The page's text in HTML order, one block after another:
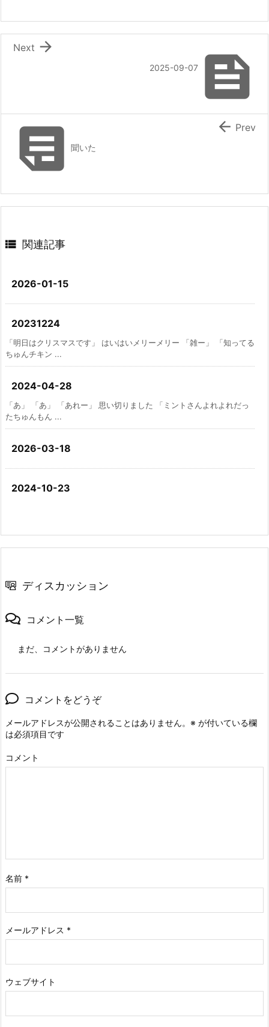

2025-09-07

Next
聞いた
 Prev
 関連記事
2026-01-15
20231224
「明日はクリスマスです」 はいはいメリーメリー 「雑ー」 「知ってる
ちゅんチキン ...
2024-04-28
「あ」 「あ」 「あれー」 思い切りました 「ミントさんよれよれだっ
たちゅんもん ...
2026-03-18
2024-10-23
ディスカッション
コメント一覧
まだ、コメントがありません
コメントをどうぞ
メールアドレスが公開されることはありません。 ※ が付いている欄
は必須項目です
コメント
名前 *
メールアドレス *
ウェブサイト